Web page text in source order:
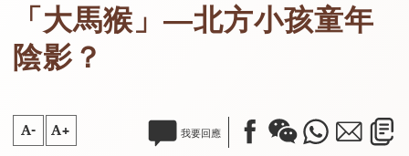
「大馬猴」—北方小孩童年
陰影？
A- A+ 我要回應